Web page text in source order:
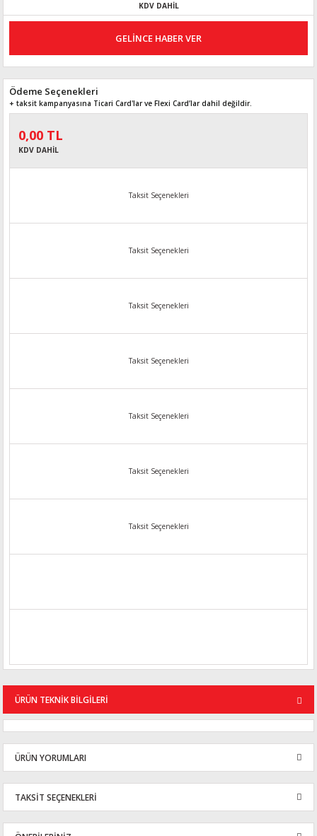
KDV DAHİL
GELİNCE HABER VER
Ödeme Seçenekleri
+ taksit kampanyasına Ticari Card'lar ve Flexi Card’lar dahil değildir.
0,00 TL
KDV DAHİL
Taksit Seçenekleri
Taksit Seçenekleri
Taksit Seçenekleri
Taksit Seçenekleri
Taksit Seçenekleri
Taksit Seçenekleri
Taksit Seçenekleri
ÜRÜN TEKNİK BİLGİLERİ
ÜRÜN YORUMLARI
Bu ürüne ilk yorumu siz yapın!
TAKSİT SEÇENEKLERİ